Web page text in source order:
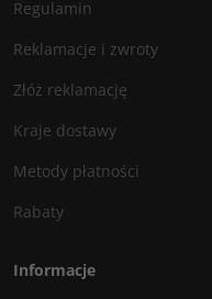
Regulamin
Reklamacje i zwroty
Złóż reklamację
Kraje dostawy
Metody płatności
Rabaty
Informacje